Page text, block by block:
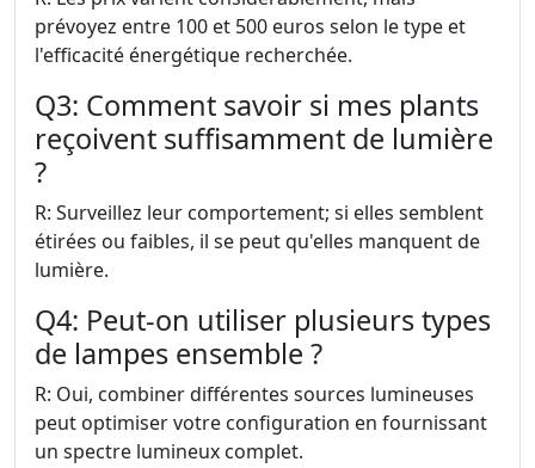
prévoyez entre 100 et 500 euros selon le type et
l'efficacité énergétique recherchée.
Q3: Comment savoir si mes plants
reçoivent suffisamment de lumière
?
R: Surveillez leur comportement; si elles semblent
étirées ou faibles, il se peut qu'elles manquent de
lumière.
Q4: Peut-on utiliser plusieurs types
de lampes ensemble ?
R: Oui, combiner différentes sources lumineuses
peut optimiser votre configuration en fournissant
un spectre lumineux complet.